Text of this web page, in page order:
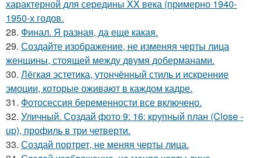
характерной для середины XX века (примерно 1940-
1950-х годов.
28. Финал. Я разная, да еще какая.
29. Создайте изображение, не изменяя черты лица
женщины, стоящей между двумя доберманами.
30. Лёгкая эстетика, утончённый стиль и искренние
эмоции, которые оживают в каждом кадре.
31. Фотосессия беременности все включено.
32. Уличный. Создай фото 9: 16: крупный план (Close -
up), профиль в три четверти.
33. Создай портрет, не меняя черты лица.